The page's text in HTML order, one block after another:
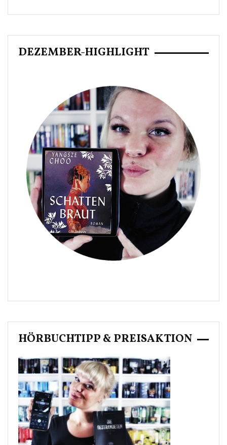
DEZEMBER-HIGHLIGHT
HÖRBUCHTIPP & PREISAKTION